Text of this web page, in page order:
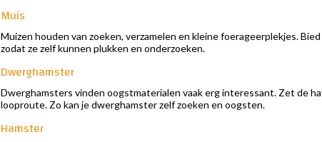
Muis
Muizen houden van zoeken, verzamelen en kleine foerageerplekjes.
zodat ze zelf kunnen plukken en onderzoeken.
Dwerghamster
Dwerghamsters vinden oogstmaterialen vaak erg interessant. Zet de
looproute. Zo kan je dwerghamster zelf zoeken en oogsten.
Hamster